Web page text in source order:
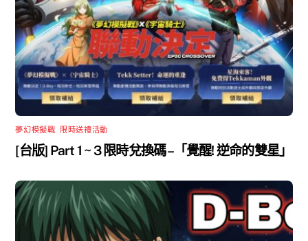
夢幻模擬戰 限時送禮活動
[台版] Part 1 ~ 3 限時兌換碼 –「覺醒! 逆命的雙星」